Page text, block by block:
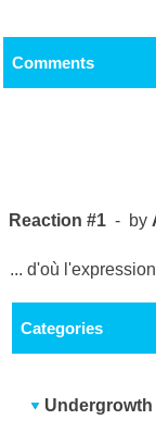
Comments
Reaction #1 - by
... d'où
Categories